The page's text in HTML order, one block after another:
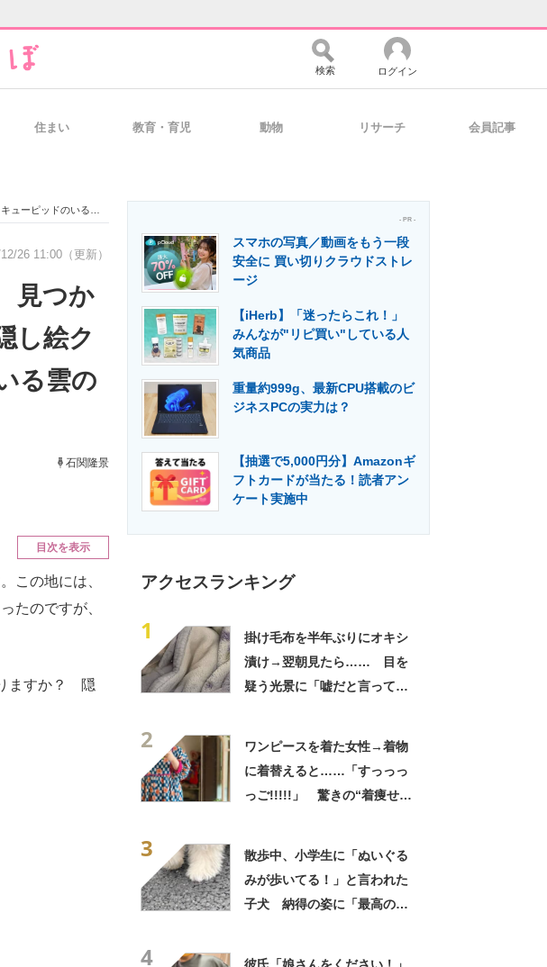
経営リーダーのコミュニティ マーケ×ITの今がよく分かる
製造業のIT導入・活用を支援
エネルギーの専門メディア 建設×テクノロジーの最前線
検索 ログイン
住まい 教育・育児 動物 リサーチ 会員記事
のいる雲の王国篇】
26 11:00（更新）
見つか
し絵ク
る雲の
石関隆景
目次を表示
この地には、
たのですが、
ますか？ 隠
- PR -
スマホの写真／動画をもう一段
安全に 買い切りクラウドストレ
ージ
【iHerb】「迷ったらこれ！」
みんなが"リピ買い"している人
気商品
重量約999g、最新CPU搭載のビ
ジネスPCの実力は？
【抽選で5,000円分】Amazonギ
フトカードが当たる！読者アン
ケート実施中
アクセスランキング
1
掛け毛布を半年ぶりにオキシ
漬け→翌朝見たら…… 目を
疑う光景に「嘘だと言ってく
2
ワンピースを着た女性→着物
に着替えると……「すっっっ
っご!!!!!」 驚きの“着痩せ
3
散歩中、小学生に「ぬいぐる
みが歩いてる！」と言われた
子犬 納得の姿に「最高の褒
4